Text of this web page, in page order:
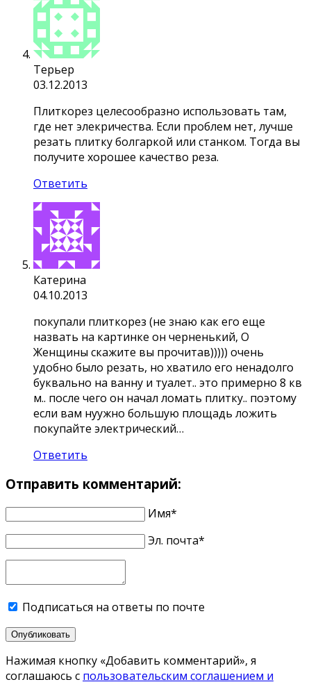
Терьер
03.12.2013
Плиткорез целесообразно использовать там,
где нет элекричества. Если проблем нет, лучше
резать плитку болгаркой или станком. Тогда вы
получите хорошее качество реза.
Ответить
Катерина
04.10.2013
покупали плиткорез (не знаю как его еще
назвать на картинке он черненький, О
Женщины скажите вы прочитав))))) очень
удобно было резать, но хватило его ненадолго
буквально на ванну и туалет.. это примерно 8 кв
м.. после чего он начал ломать плитку.. поэтому
если вам нуужно большую площадь ложить
покупайте электрический…
Ответить
Отправить комментарий:
Имя*
Эл. почта*
Подписаться на ответы по почте
Опубликовать
Нажимая кнопку «Добавить комментарий», я
соглашаюсь с пользовательским соглашением и